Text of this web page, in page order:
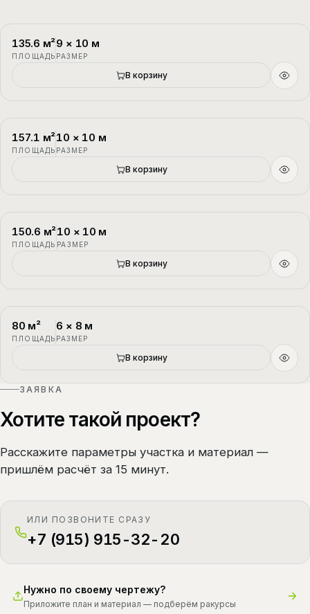
П-1
135.6 м²
ПЛОЩАДЬ
9 × 10 м
РАЗМЕР
В корзину
П-2
157.1 м²
ПЛОЩАДЬ
10 × 10 м
РАЗМЕР
В корзину
П-3
150.6 м²
ПЛОЩАДЬ
10 × 10 м
РАЗМЕР
В корзину
П-4
80 м²
ПЛОЩАДЬ
6 × 8 м
РАЗМЕР
В корзину
ЗАЯВКА
Хотите такой проект?
Расскажите параметры участка и материал —
пришлём расчёт за 15 минут.
ИЛИ ПОЗВОНИТЕ СРАЗУ
+7 (915) 915-32-20
Нужно по своему чертежу?
Приложите план и материал — подберём ракурсы